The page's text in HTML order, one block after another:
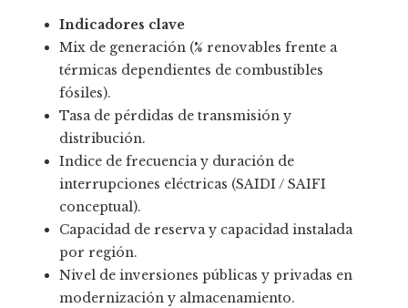
Indicadores clave
Mix de generación (% renovables frente a
térmicas dependientes de combustibles
fósiles).
Tasa de pérdidas de transmisión y
distribución.
Indice de frecuencia y duración de
interrupciones eléctricas (SAIDI / SAIFI
conceptual).
Capacidad de reserva y capacidad instalada
por región.
Nivel de inversiones públicas y privadas en
modernización y almacenamiento.